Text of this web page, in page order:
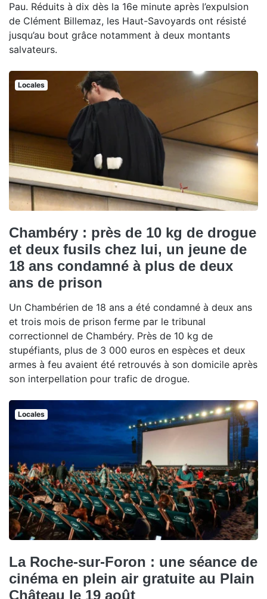
Pau. Réduits à dix dès la 16e minute après l’expulsion
de Clément Billemaz, les Haut-Savoyards ont résisté
jusqu’au bout grâce notamment à deux montants
salvateurs.
Locales
Chambéry : près de 10 kg de drogue
et deux fusils chez lui, un jeune de
18 ans condamné à plus de deux
ans de prison
Un Chambérien de 18 ans a été condamné à deux ans
et trois mois de prison ferme par le tribunal
correctionnel de Chambéry. Près de 10 kg de
stupéfiants, plus de 3 000 euros en espèces et deux
armes à feu avaient été retrouvés à son domicile après
son interpellation pour trafic de drogue.
Locales
La Roche-sur-Foron : une séance de
cinéma en plein air gratuite au Plain
Château le 19 août